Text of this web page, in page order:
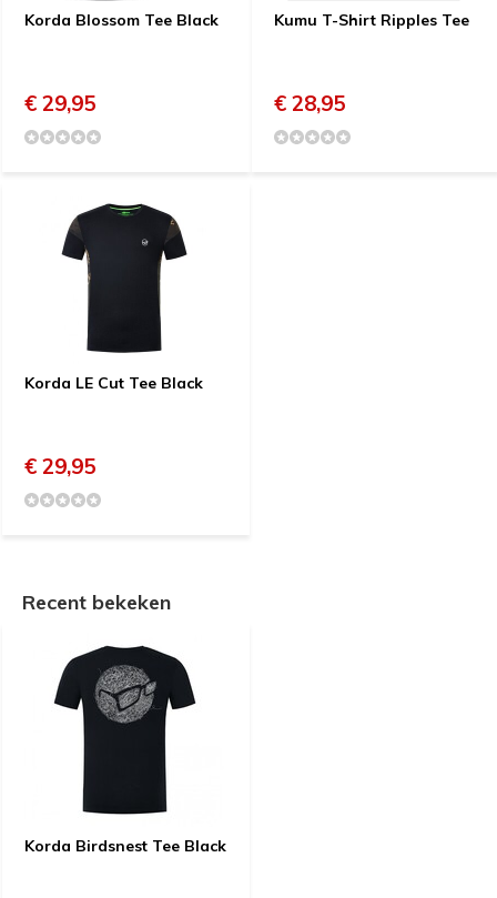
Korda Blossom Tee Black
€ 29,95
Kumu T-Shirt Ripples Tee
€ 28,95
Korda LE Cut Tee Black
€ 29,95
Recent bekeken
Korda Birdsnest Tee Black